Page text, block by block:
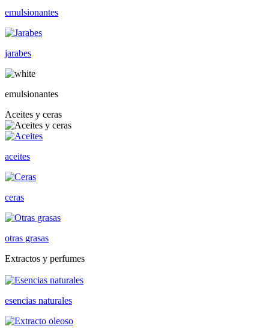
emulsionantes
jarabes
emulsionantes
Aceites y ceras
aceites
ceras
otras grasas
Extractos y perfumes
esencias naturales